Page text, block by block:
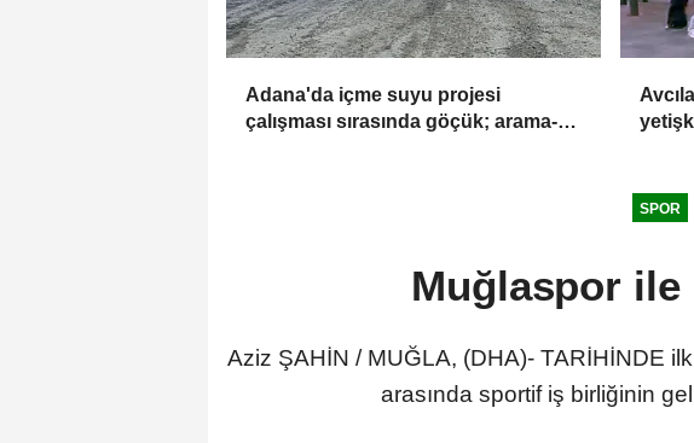
Adana'da içme suyu projesi
çalışması sırasında göçük; arama-
SPOR
Muğlaspor ile
Aziz ŞAHİN / MUĞLA, (DHA)- TARİHİNDE
arasında sportif iş birliğinin